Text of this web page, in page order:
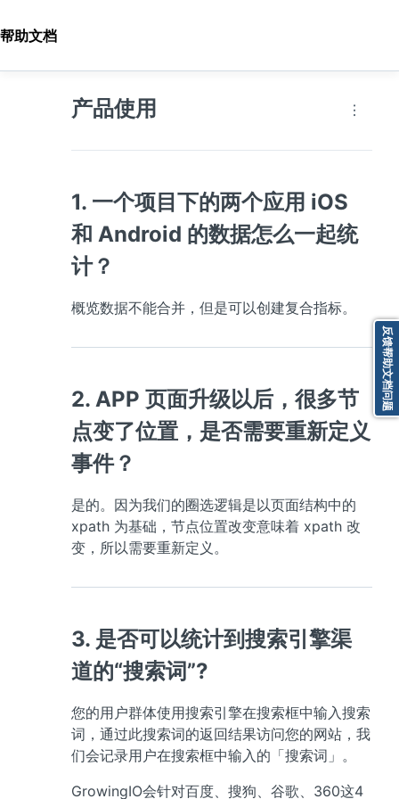
帮助文档
产品使用
1. 一个项目下的两个应用 iOS
和 Android 的数据怎么一起统
计？
概览数据不能合并，但是可以创建复合指标。
2. APP 页面升级以后，很多节
点变了位置，是否需要重新定义
事件？
是的。因为我们的圈选逻辑是以页面结构中的
xpath 为基础，节点位置改变意味着 xpath 改
变，所以需要重新定义。
3. 是否可以统计到搜索引擎渠
道的“搜索词”?
您的用户群体使用搜索引擎在搜索框中输入搜索
词，通过此搜索词的返回结果访问您的网站，我
们会记录用户在搜索框中输入的「搜索词」。
GrowingIO会针对百度、搜狗、谷歌、360这4
反馈帮助文档问题